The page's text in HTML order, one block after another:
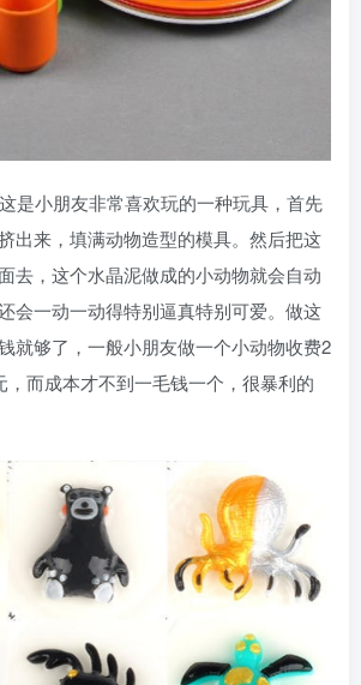
这是小朋友非常喜欢玩的一种玩具，首先
出来，填满动物造型的模具。然后把这
去，这个水晶泥做成的小动物就会自动
会一动一动得特别逼真特别可爱。做这
就够了，一般小朋友做一个小动物收费2
，而成本才不到一毛钱一个，很暴利的